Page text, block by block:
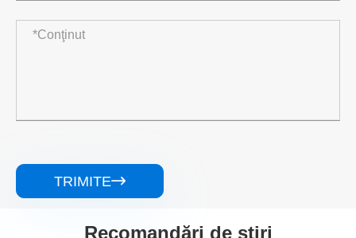
TRIMITE
Recomandări de știri